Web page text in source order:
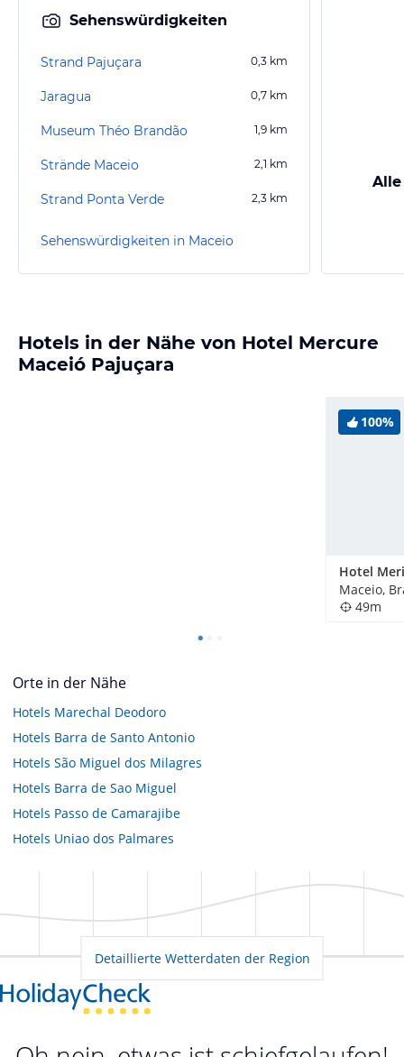
Sehenswürdigkeiten
Strand Pajuçara 0,3 km
Jaragua 0,7 km
Museum Théo Brandão 1,9 km
Strände Maceio 2,1 km
Strand Ponta Verde 2,3 km
Sehenswürdigkeiten in Maceio
Hotels in der Nähe von Hotel Mercure
Maceió Pajuçara
100%
Hotel
Maceio,
49m
Orte in der Nähe
Hotels Marechal Deodoro
Hotels Barra de Santo Antonio
Hotels São Miguel dos Milagres
Hotels Barra de Sao Miguel
Hotels Passo de Camarajibe
Hotels Uniao dos Palmares
Detaillierte Wetterdaten der Region